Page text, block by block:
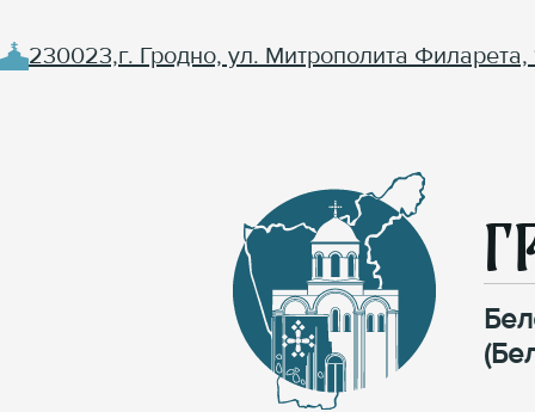
230023,г. Гродно, ул. Митрополита Филарета,